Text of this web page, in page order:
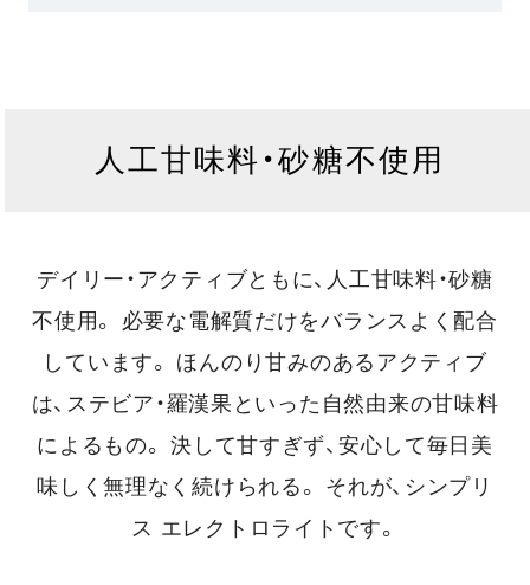
人工甘味料・砂糖不使用
デイリー・アクティブともに、人工甘味料・砂糖
不使用。
必要な電解質だけをバランスよく配合
しています。
ほんのり甘みのあるアクティブ
は、ステビア・羅漢果といった自然由来の甘味料
によるもの。 決して甘すぎず、安心して毎日美
味しく無理なく続けられる。 それが、シンプリ
ス エレクトロライトです。